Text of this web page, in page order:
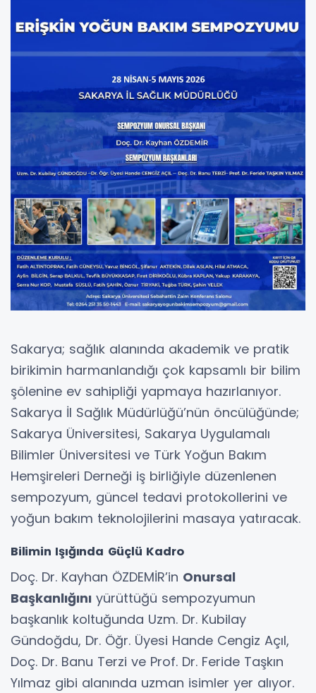
Sakarya; sağlık alanında akademik ve pratik
birikimin harmanlandığı çok kapsamlı bir bilim
şölenine ev sahipliği yapmaya hazırlanıyor.
Sakarya İl Sağlık Müdürlüğü’nün öncülüğünde;
Sakarya Üniversitesi, Sakarya Uygulamalı
Bilimler Üniversitesi ve Türk Yoğun Bakım
Hemşireleri Derneği iş birliğiyle düzenlenen
sempozyum, güncel tedavi protokollerini ve
yoğun bakım teknolojilerini masaya yatıracak.
​Bilimin Işığında Güçlü Kadro
​Doç. Dr. Kayhan ÖZDEMİR’in Onursal
Başkanlığını yürüttüğü sempozyumun
başkanlık koltuğunda Uzm. Dr. Kubilay
Gündoğdu, Dr. Öğr. Üyesi Hande Cengiz Açıl,
Doç. Dr. Banu Terzi ve Prof. Dr. Feride Taşkın
Yılmaz gibi alanında uzman isimler yer alıyor.